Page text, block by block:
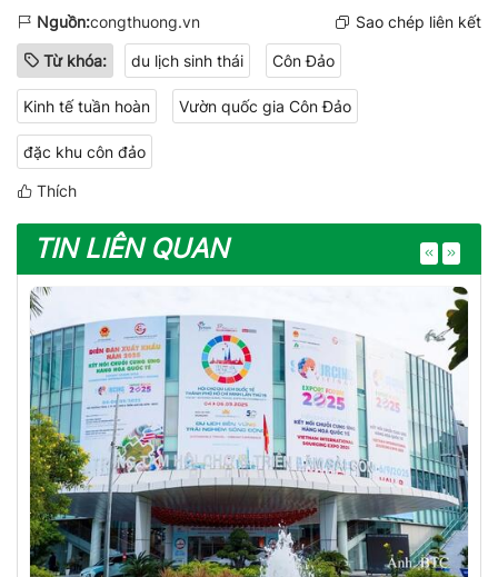
Nguồn:congthuong.vn Sao chép liên kết
Từ khóa: du lịch sinh thái Côn Đảo
Kinh tế tuần hoàn Vườn quốc gia Côn Đảo
đặc khu côn đảo
Thích
TIN LIÊN QUAN